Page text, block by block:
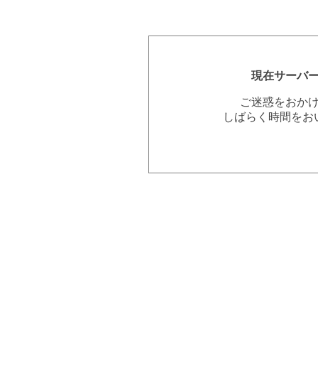
現在サーバ
ご迷惑をおか
しばらく時間を